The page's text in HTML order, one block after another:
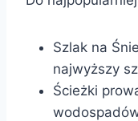
Szlak na
najwyższy
Ścieżki